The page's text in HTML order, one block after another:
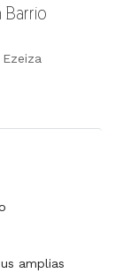
amplias